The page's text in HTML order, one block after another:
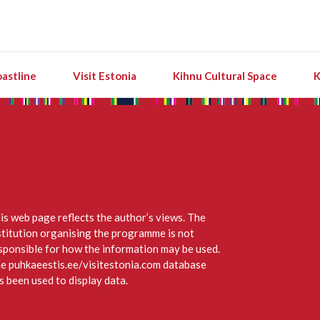
Visit Estonia Kihnu Cultural Space
web page reflects the author’s views. The
organising the programme is not
for how the information may be used.
puhkaeestis.ee/visitestonia.com database
been used to display data.